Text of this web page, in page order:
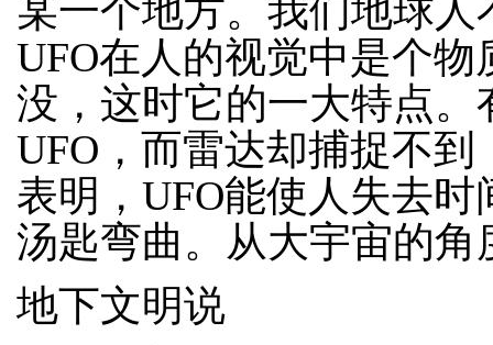
某一个地方。我们地球
UFO在人的视觉中是个
没，这时它的一大特点
UFO，而雷达却捕捉不
表明，UFO能使人失去
汤匙弯曲。从大宇宙的
地下文明说